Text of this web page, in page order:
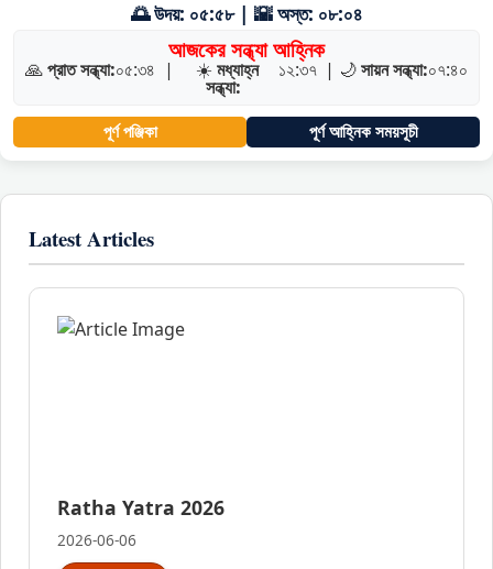
🌅 উদয়: ০৫:৫৮ | 🌇 অস্ত: ০৮:০৪
আজকের সন্ধ্যা আহ্নিক
🙏প্রাত সন্ধ্যা:০৫:৩৪ | ☀️মধ্যাহ্ন
সন্ধ্যা:
১২:৩৭ | 🌙সায়ন সন্ধ্যা:০৭:৪০
পূর্ণ পঞ্জিকা পূর্ণ আহ্নিক সময়সূচী
Latest Articles
Ratha Yatra 2026
2026-06-06